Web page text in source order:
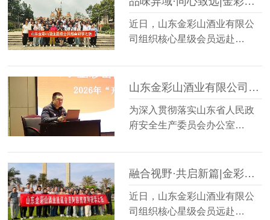
近日，山东金彩山酒业有限公
司组织核心星级会员远赴…
山东金彩山酒业有限公司开展“开工第一课”安全培训教育
为深入贯彻落实山东省人民政
府安全生产委员会办公室…
融合视野·共启新篇|金彩山酒业星级会员阿联酋迪拜研学之旅圆满落幕
近日，山东金彩山酒业有限公
司组织核心星级会员远赴…